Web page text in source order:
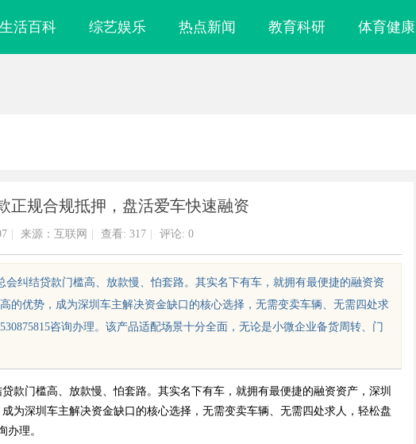
生活百科 综艺娱乐 热点新闻 教育科研 体育健康
正规合规抵押，盘活爱车快速融资
来源：互联网 查看: 317 评论: 0
纠结贷款门槛高、放款慢、怕套路。其实名下有车，就拥有最便捷的融资资
的优势，成为深圳车主解决资金缺口的核心选择，无需变卖车辆、无需四处求
咨询办理。该产品适配场景十分全面，无论是小微企业备货周转、门
款门槛高、放款慢、怕套路。其实名下有车，就拥有最便捷的融资资产，深圳
为深圳车主解决资金缺口的核心选择，无需变卖车辆、无需四处求人，轻松盘
办理。
他免费派单？ 发体系全解析